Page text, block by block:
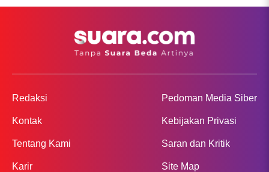
Redaksi
Kontak
Tentang Kami
Karir
Pedoman Media Siber
Kebijakan Privasi
Saran dan Kritik
Site Map